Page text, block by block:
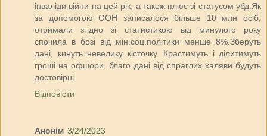
інваліди війни на цей рік, а також плюс зі статусом убд.Як
за допомогою ООН записалося більше 10 млн осіб,
отримали згідно зі статистикою від минулого року
спочила в бозі від мін.соц.політики менше 8%.Зберуть
дані, кинуть невелику кісточку. Крастимуть і ділитимуть
гроші на офшори, благо дані від спраглих халяви будуть
достовірні.
Відповісти
Анонім 3/24/2023